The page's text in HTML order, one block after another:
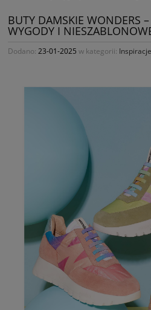
BUTY DAMSKIE WONDERS
WYGODY I
Dodano: 23-01-2025 w kategorii: Inspiracje